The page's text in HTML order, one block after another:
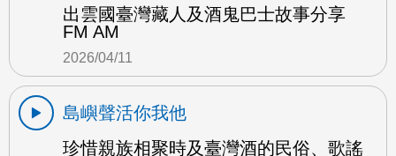
出雲國臺灣藏人及酒鬼巴士故事分享
FM AM
2026/04/11
島嶼聲活你我他
珍惜親族相聚時及臺灣酒的民俗、歌謠